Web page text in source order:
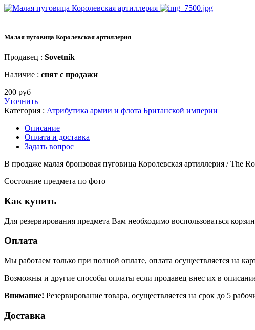
Малая пуговица Королевская артиллерия
Продавец : Sovetnik
Наличие : снят с продажи
200 руб
Уточнить
Категория : Атрибутика армии и флота Британской империи
Описание
Оплата и доставка
Задать вопрос
В продаже малая бронзовая пуговица Королевская артиллерия / The
Состояние предмета по фото
Как купить
Для резервирования предмета Вам необходимо воспользоваться
Оплата
Мы работаем только при полной оплате, оплата осуществляется на
Возможны и другие способы оплаты если продавец внес их в
Внимание! Резервирование товара, осуществляется на срок до 5
Доставка